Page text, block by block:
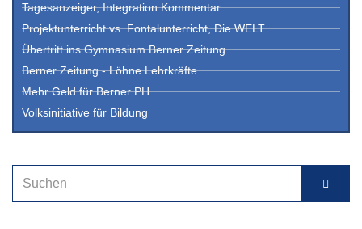
Tagesanzeiger, Integration Kommentar
Projektunterricht vs. Fontalunterricht, Die WELT
Übertritt ins Gymnasium Berner Zeitung
Berner Zeitung - Löhne Lehrkräfte
Mehr Geld für Berner PH
Volksinitiative für Bildung